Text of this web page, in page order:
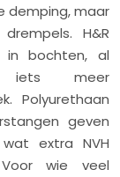
demping, maar
H&R
in bochten, al
iets meer
Polyurethaan
geven
extra NVH
wie veel